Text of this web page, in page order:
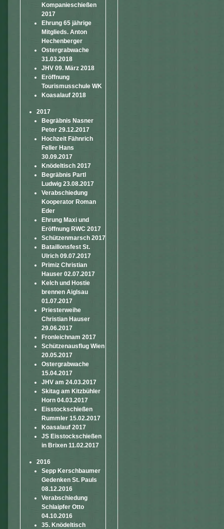
Kompanieschießen
2017
Ehrung 65 jährige
Mitglieds. Anton
Hechenberger
Ostergrabwache
31.03.2018
JHV 09. März 2018
Eröffnung
Tourismusschule WK
Koasalauf 2018
2017
Begräbnis Nasner
Peter 29.12.2017
Hochzeit Fähnrich
Feller Hans
30.09.2017
Knödeltisch 2017
Begräbnis Partl
Ludwig 23.08.2017
Verabschiedung
Kooperator Roman
Eder
Ehrung Maxi und
Eröffnung RWC 2017
Schützenmarsch 2017
Bataillonsfest St.
Ulrich 09.07.2017
Primiz Christian
Hauser 02.07.2017
Kelch und Hostie
brennen Aiglsau
01.07.2017
Priesterweihe
Christian Hauser
29.06.2017
Fronleichnam 2017
Schützenausflug Wien
20.05.2017
Ostergrabwache
15.04.2017
JHV am 24.03.2017
Skitag am Kitzbühler
Horn 04.03.2017
Eisstockschießen
Rummler 15.02.2017
Koasalauf 2017
JS Eisstockschießen
in Brixen 11.02.2017
2016
Sepp Kerschbaumer
Gedenken St. Pauls
08.12.2016
Verabschiedung
Schlaipfer Otto
04.10.2016
35. Knödeltisch